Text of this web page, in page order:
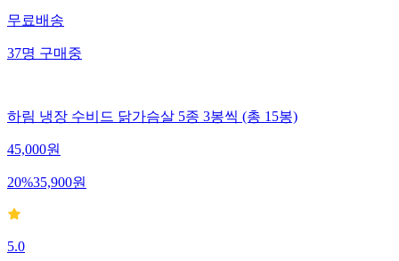
무료배송
37명구매중
하림 냉장 수비드 닭가슴살 5종 3봉씩 (총 15봉)
45,000원
20%35,900원
5.0